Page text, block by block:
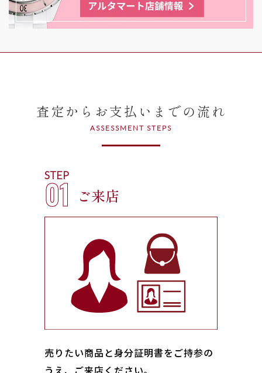
査定からお支払いまでの流れ
ASSESSMENT STEPS
STEP
01 ご来店
売りたい商品と身分証明書をご持参の
うえ、ご来店ください｡